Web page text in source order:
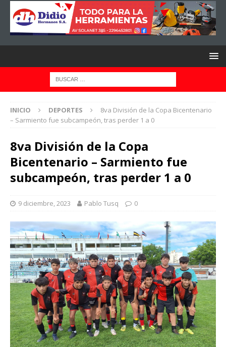
INICIO DEPORTES
8va División de la Copa Bicentenario
– Sarmiento fue subcampeón, tras perder 1 a 0
8va División de la Copa
Bicentenario – Sarmiento fue
subcampeón, tras perder 1 a 0
9 diciembre, 2023 Pablo Tusq 0